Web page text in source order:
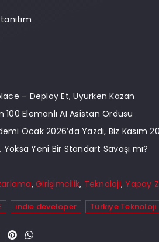
– Deploy Et, Uyurken Kazan
100 Elemanlı AI Asistan Ordusu
Ocak 2026’da Yazdı, Biz Kasım
Yoksa Yeni Bir Standart Savaşı mı?
, Girişimcilik, Teknoloji,Yapay
indie developer Türkiye Teknoloji